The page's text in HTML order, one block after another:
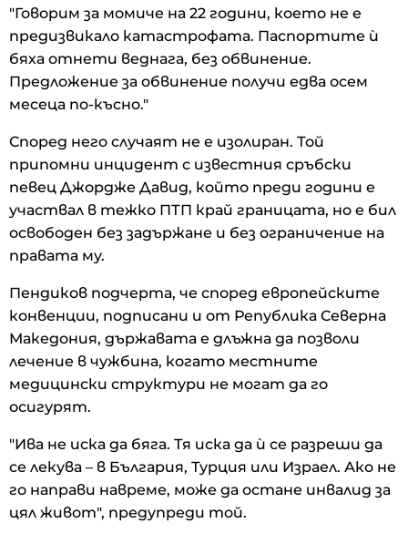
"Говорим за момиче на 22 години, което не е
предизвикало катастрофата. Паспортите ѝ
бяха отнети веднага, без обвинение.
Предложение за обвинение получи едва осем
месеца по-късно."
Според него случаят не е изолиран. Той
припомни инцидент с известния сръбски
певец Джордже Давид, който преди години е
участвал в тежко ПТП край границата, но е бил
освободен без задържане и без ограничение на
правата му.
Пендиков подчерта, че според европейските
конвенции, подписани и от Република Северна
Македония, държавата е длъжна да позволи
лечение в чужбина, когато местните
медицински структури не могат да го
осигурят.
"Ива не иска да бяга. Тя иска да ѝ се разреши да
се лекува – в България, Турция или Израел. Ако не
го направи навреме, може да остане инвалид за
цял живот", предупреди той.